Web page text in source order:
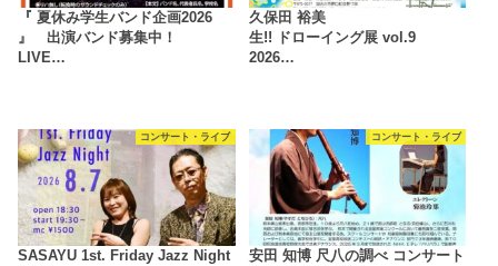
『 夏休み学生バンド企画2026
』 出演バンド募集中！
LIVE…
久保田 裕美
生!! ドローイング展 vol.9
2026…
コンサート・ライブ
SASAYU 1st. Friday Jazz Night
コンサート・ライブ
安田 知博 尺八の調べ コンサート